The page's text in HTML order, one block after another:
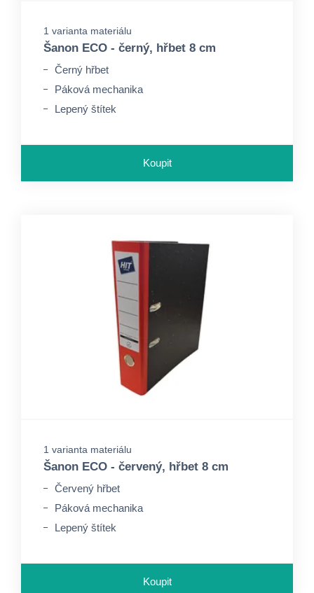
1 varianta materiálu
Šanon ECO - černý, hřbet 8 cm
Černý hřbet
Páková mechanika
Lepený štítek
Koupit
1 varianta materiálu
Šanon ECO - červený, hřbet 8 cm
Červený hřbet
Páková mechanika
Lepený štítek
Koupit